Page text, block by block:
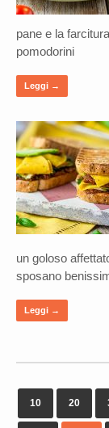
pane e la
pomodorini
Leggi →
un goloso
sposano
Leggi →
10 20